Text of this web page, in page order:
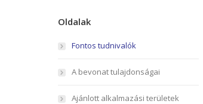
Oldalak
Fontos tudnivalók
A bevonat tulajdonságai
Ajánlott alkalmazási területek